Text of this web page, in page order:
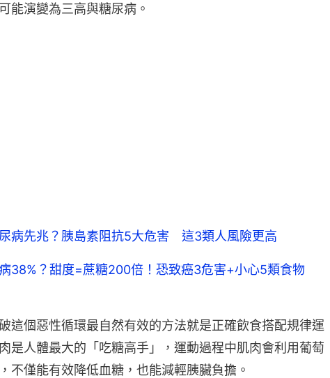
能演變為三高與糖尿病。
病先兆？胰島素阻抗5大危害 這3類人風險更高
38%？甜度=蔗糖200倍！恐致癌3危害+小心5類食物
這個惡性循環最自然有效的方法就是正確飲食搭配規律運
是人體最大的「吃糖高手」，運動過程中肌肉會利用葡萄
不僅能有效降低血糖，也能減輕胰臟負擔。